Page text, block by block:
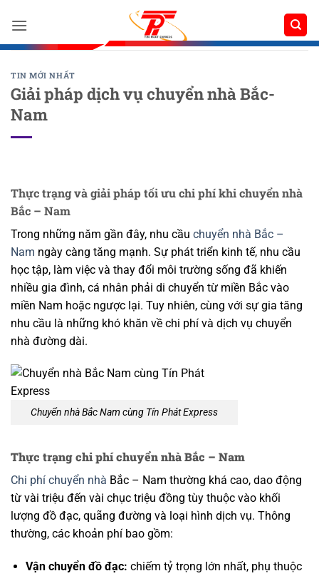
qua
nội
TIN MỚI NHẤT
Giải pháp dịch vụ chuyển nhà Bắc-
Nam
Thực trạng và giải pháp tối ưu chi phí khi chuyển nhà
Bắc – Nam
Trong những năm gần đây, nhu cầu chuyển nhà Bắc –
Nam ngày càng tăng mạnh. Sự phát triển kinh tế, nhu cầu
học tập, làm việc và thay đổi môi trường sống đã khiến
nhiều gia đình, cá nhân phải di chuyển từ miền Bắc vào
miền Nam hoặc ngược lại. Tuy nhiên, cùng với sự gia tăng
nhu cầu là những khó khăn về chi phí và dịch vụ chuyển
nhà đường dài.
Chuyển nhà Bắc Nam cùng Tín Phát Express
Thực trạng chi phí chuyển nhà Bắc – Nam
Chi phí chuyển nhà Bắc – Nam thường khá cao, dao động
từ vài triệu đến vài chục triệu đồng tùy thuộc vào khối
lượng đồ đạc, quãng đường và loại hình dịch vụ. Thông
thường, các khoản phí bao gồm:
Vận chuyển đồ đạc: chiếm tỷ trọng lớn nhất, phụ thuộc